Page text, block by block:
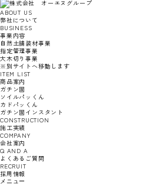
ABOUT US
弊社について
BUSINESS
事業内容
自然土舗装材事業
指定管理事業
大木切り事業
※別サイトへ移動します
ITEM LIST
商品案内
ガチン固
ソイルパッくん
カドパッくん
ガチン固インスタント
CONSTRUCTION
施工実績
COMPANY
会社案内
Q AND A
よくあるご質問
RECRUIT
採用情報
メニュー